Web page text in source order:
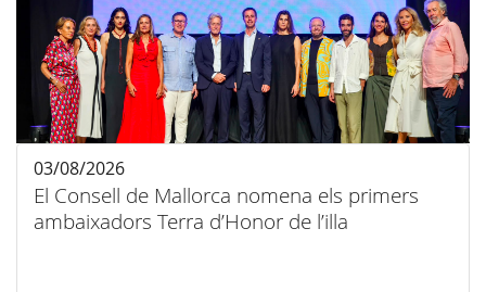
El Consell de Mallorca nomena els primers
ambaixadors Terra d’Honor de l’illa
03/08/2026